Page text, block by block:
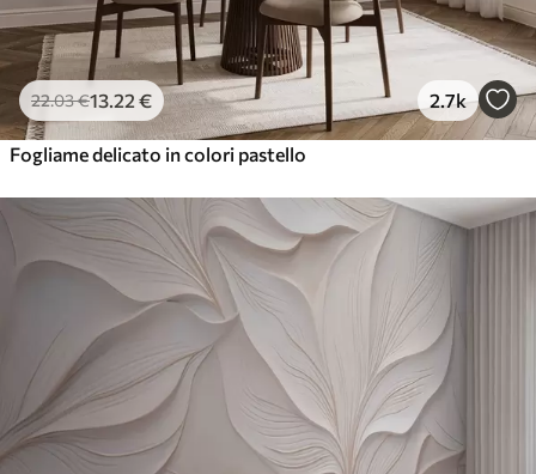
22.03€13 .22 € 2.7k
Fogliame delicato in colori pastello